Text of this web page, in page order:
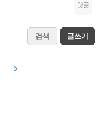
댓글
검색 글쓰기